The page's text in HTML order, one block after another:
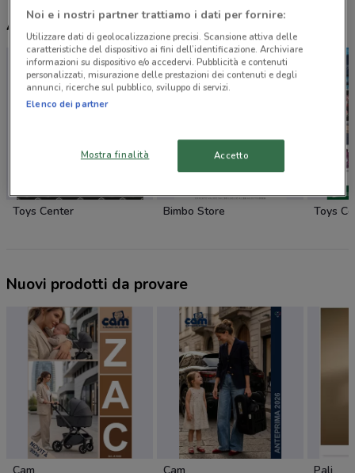
Altri volantini nelle vicinanze
Toys Center Bimbo Store Toys
Nuovi prodotti da provare
Noi e i nostri partner trattiamo i dati per fornire:
Utilizzare dati di geolocalizzazione precisi. Scansione attiva delle
caratteristiche del dispositivo ai fini dell’identificazione. Archiviare
informazioni su dispositivo e/o accedervi. Pubblicità e contenuti
personalizzati, misurazione delle prestazioni dei contenuti e degli
annunci, ricerche sul pubblico, sviluppo di servizi.
Elenco dei partner
Mostra finalità Accetto